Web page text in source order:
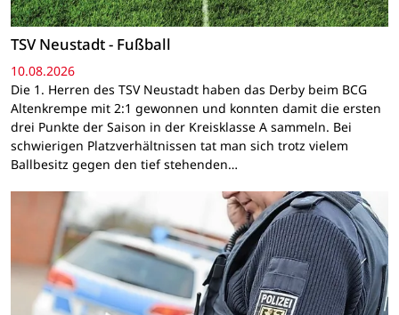
TSV Neustadt - Fußball
10.08.2026
Die 1. Herren des TSV Neustadt haben das Derby beim BCG
Altenkrempe mit 2:1 gewonnen und konnten damit die ersten
drei Punkte der Saison in der Kreisklasse A sammeln. Bei
schwierigen Platzverhältnissen tat man sich trotz vielem
Ballbesitz gegen den tief stehenden…